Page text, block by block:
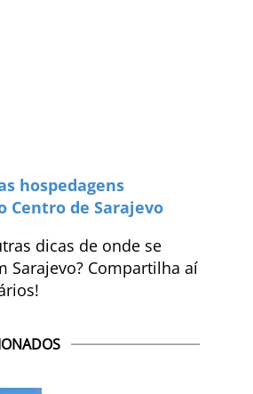
hospedagens
Centro de Sarajevo
dicas de onde se
Sarajevo? Compartilha aí